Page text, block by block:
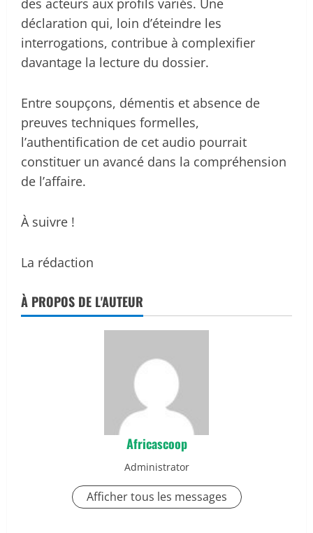
déclaration qui, loin d’éteindre les
interrogations, contribue à complexifier
davantage la lecture du dossier.
Entre soupçons, démentis et absence de
preuves techniques formelles,
l’authentification de cet audio pourrait
constituer un avancé dans la compréhension
de l’affaire.
À suivre !
La rédaction
À PROPOS DE L'AUTEUR
Africascoop
Administrator
Afficher tous les messages